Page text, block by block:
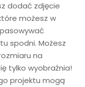
dodać zdjęcie
możesz w
spodni. Możesz
na
tylko wyobraźnia!
projektu mogą